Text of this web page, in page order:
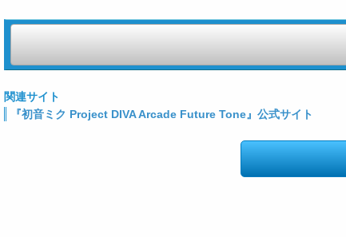
関連サイト
『初音ミク Project DIVA Arcade Future Tone』公式サイト